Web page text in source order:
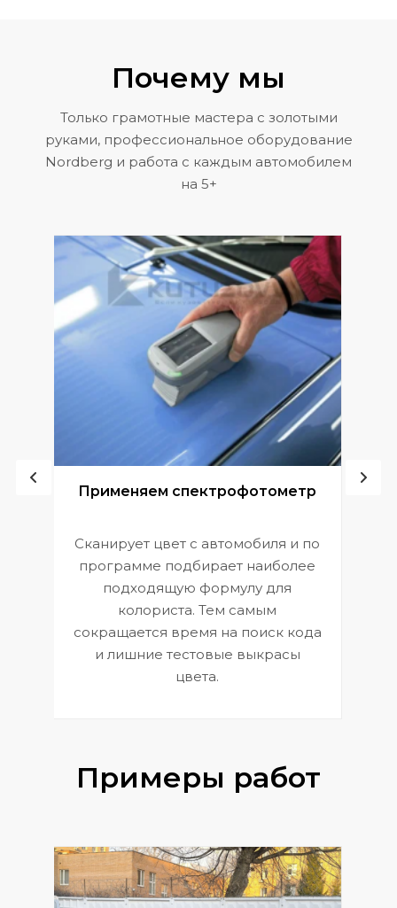
Почему мы
Только грамотные мастера с золотыми
руками, профессиональное оборудование
Nordberg и работа с каждым автомобилем
на 5+
Применяем спектрофотометр
Сканирует цвет с автомобиля и по
программе подбирает наиболее
подходящую формулу для
колориста. Тем самым
сокращается время на поиск кода
и лишние тестовые выкрасы
цвета.
Примеры работ